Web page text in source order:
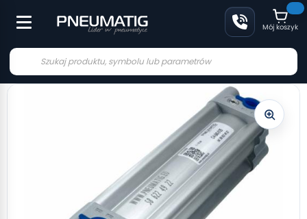
Mój koszyk